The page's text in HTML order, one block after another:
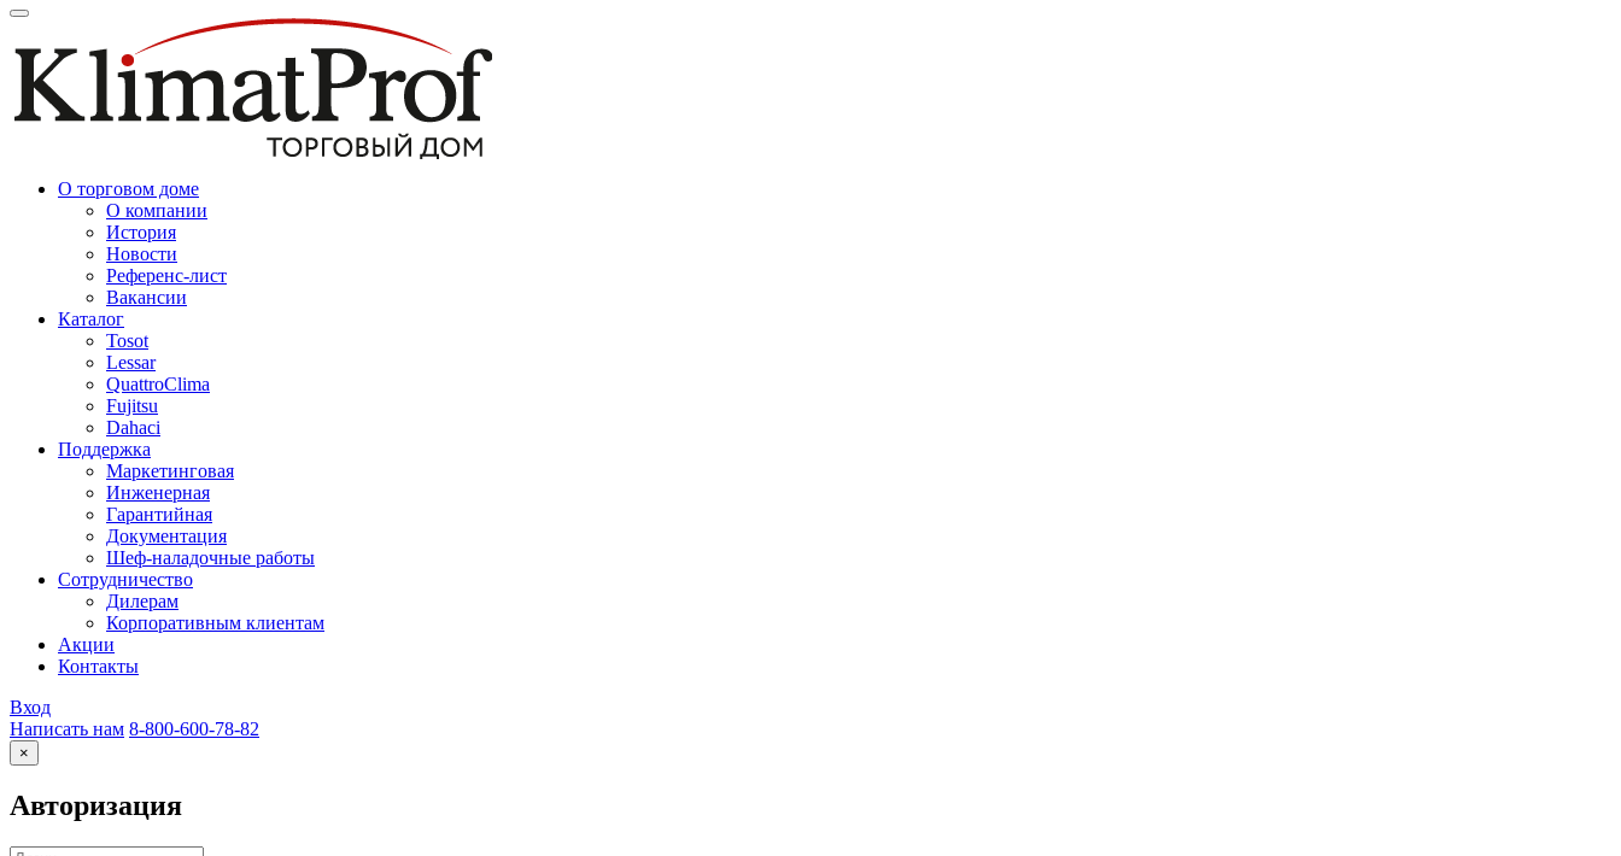
О торговом доме
О компании
История
Новости
Референс-лист
Вакансии
Каталог
Tosot
Lessar
QuattroClima
Fujitsu
Dahaci
Поддержка
Маркетинговая
Инженерная
Гарантийная
Документация
Шеф-наладочные работы
Сотрудничество
Дилерам
Корпоративным клиентам
Акции
Контакты
Вход
Написать нам 8-800-600-78-82
×
Авторизация